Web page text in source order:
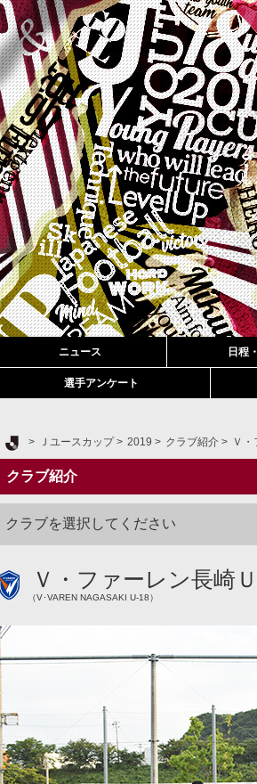
ニュース 日程
選手アンケート
Ｊリーグ TOP
Ｊユースカップ 2019 クラブ紹介 Ｖ
クラブ紹介
クラブを選択してください
Ｖ・ファーレン長崎
（V･VAREN NAGASAKI U-18）